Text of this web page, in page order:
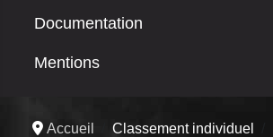
Documentation
Mentions
Accueil Classement individuel